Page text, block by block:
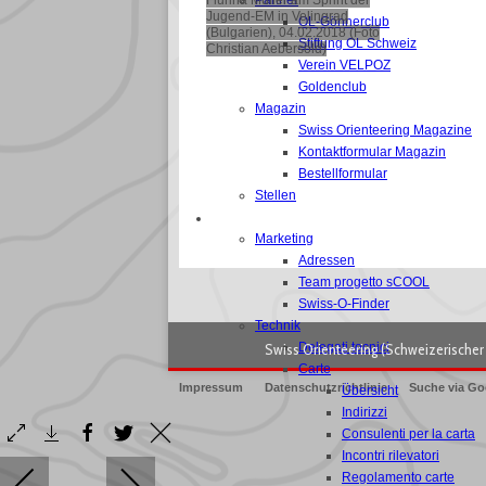
OL-Gönnerclub
Stiftung OL Schweiz
Verein VELPOZ
Goldenclub
Magazin
Swiss Orienteering Magazine
Kontaktformular Magazin
Bestellformular
Stellen
Marketing
Adressen
Team progetto sCOOL
Swiss-O-Finder
Technik
Delegati tecnici
Carte
Übersicht
Indirizzi
Consulenti per la carta
Incontri rilevatori
Regolamento carte
Jugend-EM in Velingrad
(Bulgarien), 04.02.2018 (Foto
Christian Aebersold)
Swiss Orienteering
Impressum Datenschutzrichtlinie Suche via